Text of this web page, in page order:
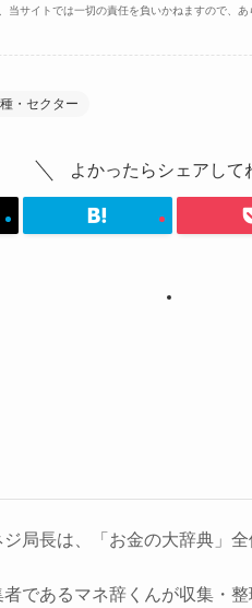
サイトでは一切の責任を負いかねますので、あ
・セクター
よかったらシェアして
ジ局長は、「お金の大辞典」全
者であるマネ辞くんが収集・